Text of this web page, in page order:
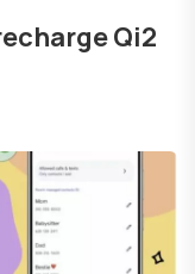
Qi2